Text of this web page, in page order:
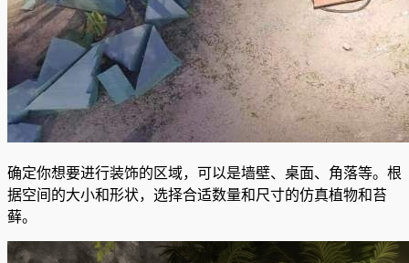
确定你想要进行装饰的区域，可以是墙壁、桌面、角落等。根
据空间的大小和形状，选择合适数量和尺寸的仿真植物和苔
藓。